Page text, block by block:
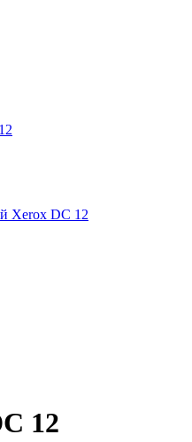
Xerox DC 12
12